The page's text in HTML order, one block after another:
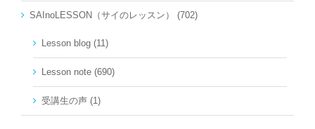
SAInoLESSON（サイのレッスン） (702)
Lesson blog (11)
Lesson note (690)
受講生の声 (1)